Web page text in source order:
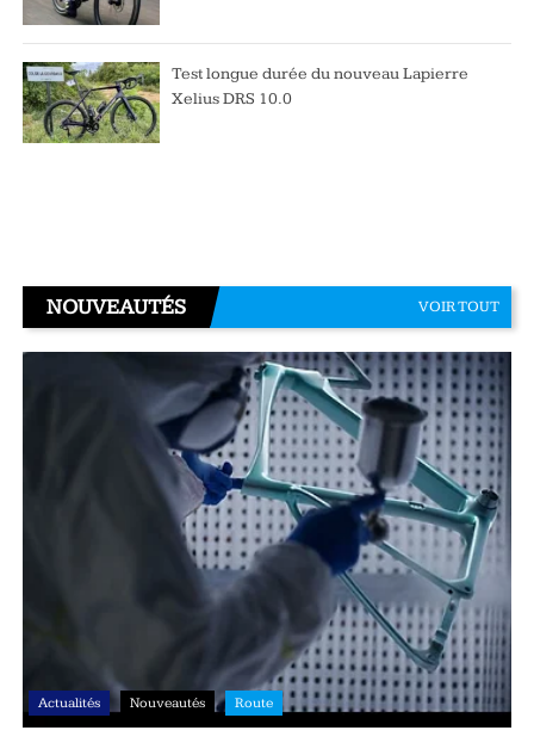
Test longue durée du nouveau Lapierre
Xelius DRS 10.0
NOUVEAUTÉS VOIR TOUT
Actualités Nouveautés Route